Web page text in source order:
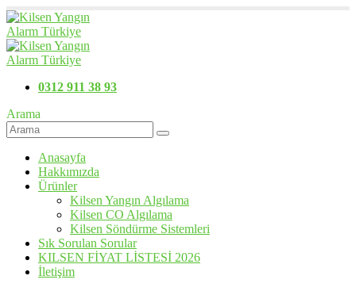
0312 911 38 93
Arama
Anasayfa
Hakkımızda
Ürünler
Kilsen Yangın Algılama
Kilsen CO Algılama
Kilsen Söndürme Sistemleri
Sık Sorulan Sorular
KILSEN FİYAT LİSTESİ 2026
İletişim